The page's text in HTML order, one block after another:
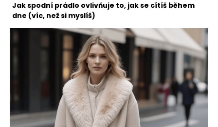
Jak spodní prádlo ovlivňuje to, jak se cítíš během
dne (víc, než si myslíš)